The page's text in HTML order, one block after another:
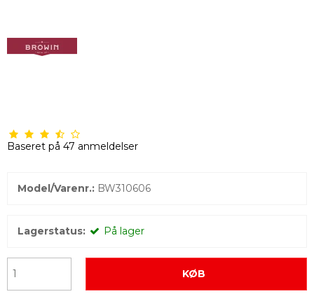
Baseret på 47 anmeldelser
Model/Varenr.: BW310606
Lagerstatus: På lager
KØB